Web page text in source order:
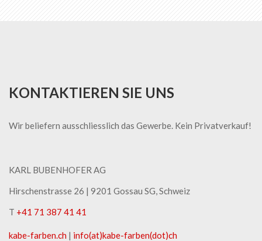
KONTAKTIEREN SIE UNS
Wir beliefern ausschliesslich das Gewerbe. Kein Privatverkauf!
KARL BUBENHOFER AG
Hirschenstrasse 26 | ​9201 Gossau SG, Schweiz
T +41 71 387 41 41
kabe-​farben.ch | info(at)kabe-​farben(dot)ch